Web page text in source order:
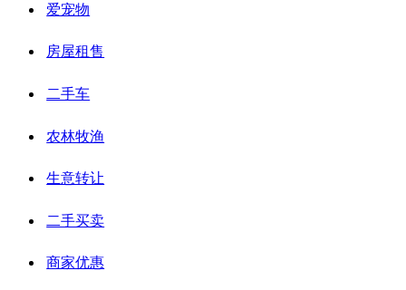
爱宠物
房屋租售
二手车
农林牧渔
生意转让
二手买卖
商家优惠